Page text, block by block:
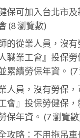
保可加入台北市及
(8 瀏覽數)
的從業人員，沒
職業工會』投保
累績勞保年資。 (7
人員，沒有勞保
會』投保勞健保，
保年資。 (7 瀏覽
攻略：不用拖吊